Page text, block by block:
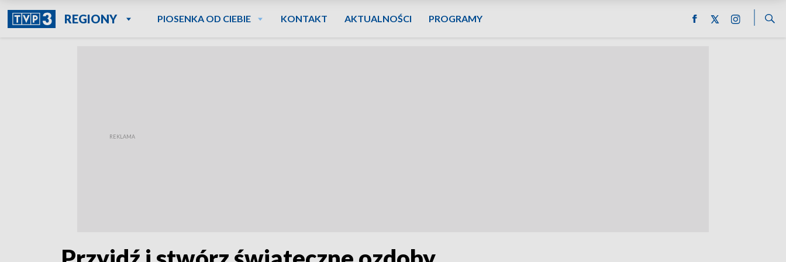
REGIONY PIOSENKA OD CIEBIE KONTAKT AKTUALNOŚCI PROGRAMY